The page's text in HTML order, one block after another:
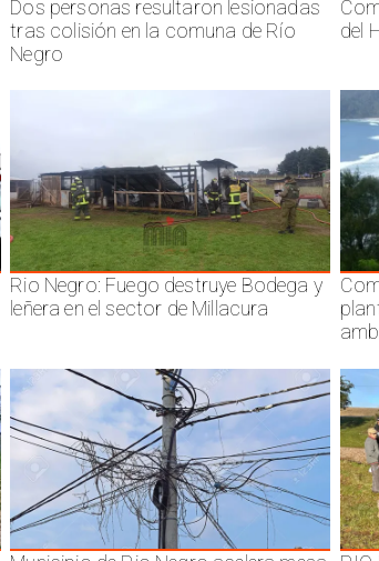
Dos personas resultaron lesionadas
tras colisión en la comuna de Río
Negro
del
Rio Negro: Fuego destruye Bodega y
leñera en el sector de Millacura